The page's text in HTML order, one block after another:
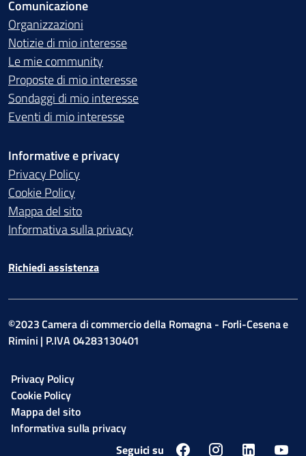
Comunicazione
Organizzazioni
Notizie di mio interesse
Le mie community
Proposte di mio interesse
Sondaggi di mio interesse
Eventi di mio interesse
Informative e privacy
Privacy Policy
Cookie Policy
Mappa del sito
Informativa sulla privacy
Richiedi assistenza
©2023 Camera di commercio della Romagna - Forli-Cesena e
Rimini | P.IVA 04283130401
Privacy Policy
Cookie Policy
Mappa del sito
Informativa sulla privacy
Seguici su